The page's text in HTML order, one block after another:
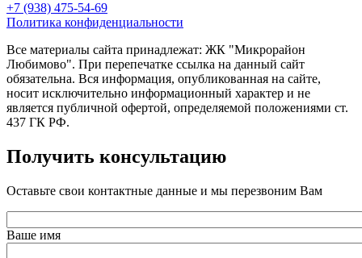
+7 (938) 475-54-69
Политика конфиденциальности
Все материалы сайта принадлежат: ЖК "Микрорайон
Любимово". При перепечатке ссылка на данный сайт
обязательна. Вся информация, опубликованная на сайте,
носит исключительно информационный характер и не
является публичной офертой, определяемой положениями ст.
437 ГК РФ.
Получить консультацию
Оставьте свои контактные данные и мы перезвоним Вам
Ваше имя